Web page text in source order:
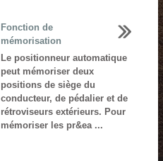
Fonction de
mémorisation
Le positionneur automatique
peut mémoriser deux
positions de siège du
conducteur, de pédalier et de
rétroviseurs extérieurs. Pour
mémoriser les pr&ea ...